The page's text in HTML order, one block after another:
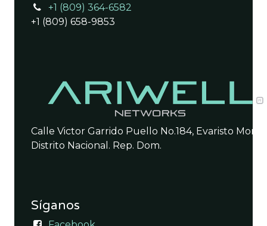
+1 (809) 364-6582
+1 (809) 658-9853
Calle Victor Garrido Puello No.184, Evaristo
Distrito Nacional. Rep. Dom.
Síganos